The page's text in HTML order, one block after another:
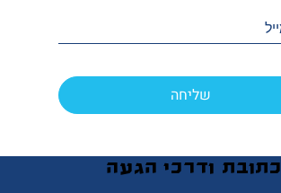
שליחה
כתובת ודרכי הגעה